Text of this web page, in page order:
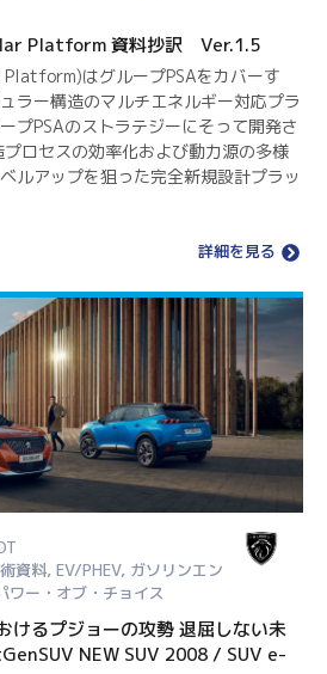
Platform 資料抄訳 Ver.1.5
はグループPSAをカバーす
ラー構造のマルチエネルギー対応プラ
プPSAのストラテジーにそって開発さ
ロセスの効率化および動力源の多様
ルアップを狙った完全新規設計プラッ
詳細を見る
資料, EV/PHEV, ガソリンエン
ワー・オブ・チョイス
けるプジョーの攻勢 退屈しない未
NEW SUV 2008 / SUV e-